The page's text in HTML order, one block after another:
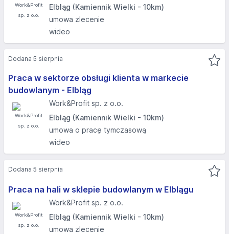
Elbląg (Kamiennik Wielki - 10km)
umowa zlecenie
wideo
Praca w sektorze obsługi klienta w markecie
budowlanym - Elbląg
Work&Profit sp. z o.o.
Elbląg (Kamiennik Wielki - 10km)
umowa o pracę tymczasową
wideo
Dodana 5 sierpnia
Praca na hali w sklepie budowlanym w Elblągu
Work&Profit sp. z o.o.
Elbląg (Kamiennik Wielki - 10km)
umowa zlecenie
Dodana 5 sierpnia